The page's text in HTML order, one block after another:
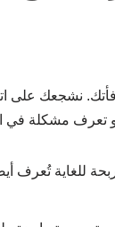
نشجعك على